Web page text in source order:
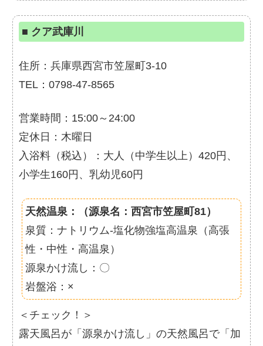
■ クア武庫川
住所：兵庫県西宮市笠屋町3-10
TEL：0798-47-8565
営業時間：15:00～24:00
定休日：木曜日
入浴料（税込）：大人（中学生以上）420円、
小学生160円、乳幼児60円
天然温泉：（源泉名：西宮市笠屋町81）
泉質：ナトリウム-塩化物強塩高温泉（高張
性・中性・高温泉）
源泉かけ流し：〇
岩盤浴：×
＜チェック！＞
露天風呂が「源泉かけ流し」の天然風呂で「加